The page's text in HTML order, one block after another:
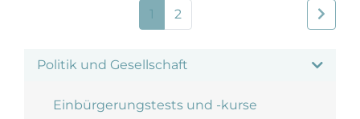
Politik und Gesellschaft
Einbürgerungstests und -kurse
1 2